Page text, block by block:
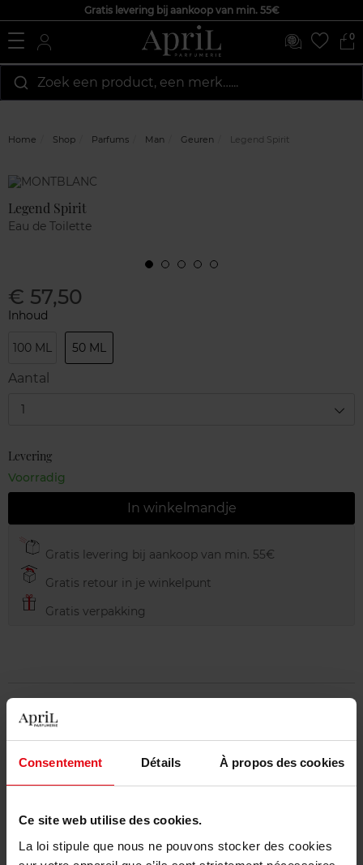
Consentement Détails À propos des cookies
Ce site web utilise des cookies.
La loi stipule que nous ne pouvons stocker des cookies
Gratis levering bij aankoop van min. 55€
0
Zoek een product, een merk…...
Home Shop Parfums Man Geuren Legend Spirit
Marque
Legend Spirit
Eau de Toilette
€ 57,50
Inhoud
100 ML 50 ML
Aantal
1
Levering
Voorradig
In winkelmandje
Gratis levering bij aankoop van min. 55€
Gratis retour in je winkelpunt
Gratis verpakking
Karakteristieken
Review Beleid inzake klantbeoordelingen